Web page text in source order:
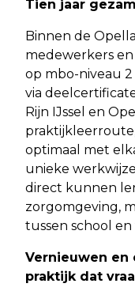
Tien jaar
Binnen de
medewerkers
op mbo-niveau
via
Rijn IJssel en
optimaal met
unieke
direct kunnen
zorgomgeving,
tussen school
Vernieuwen en
praktijk dat